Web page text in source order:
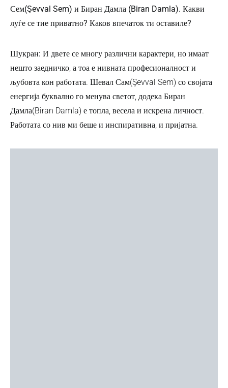
Сем(Şevval Sem) и Биран Дамла (Biran Damla). Какви
луѓе се тие приватно? Каков впечаток ти оставиле?
Шукран: И двете се многу различни карактери, но имаат
нешто заедничко, а тоа е нивната професионалност и
љубовта кон работата. Шевал Сам(Şevval Sem) со својата
енергија буквално го менува светот, додека Биран
Дамла(Biran Damla) е топла, весела и искрена личност.
Работата со нив ми беше и инспиративна, и пријатна.